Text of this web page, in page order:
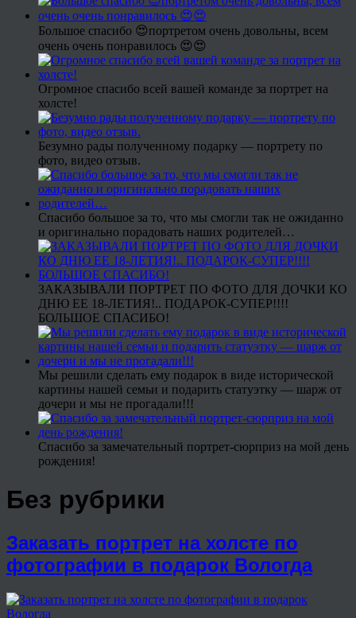
Большое спасибо 😍портретом очень довольны, всем
очень очень понравилось 😍😍
Огромное спасибо всей вашей команде за портрет на
холсте!
Безумно рады полученному подарку — портрету по
фото, видео отзыв.
Спасибо большое за то, что мы смогли так не ожиданно
и оригинально порадовать наших родителей…
ЗАКАЗЫВАЛИ ПОРТРЕТ ПО ФОТО ДЛЯ ДОЧКИ КО
ДНЮ ЕЕ 18-ЛЕТИЯ!.. ПОДАРОК-СУПЕР!!!!
БОЛЬШОЕ СПАСИБО!
Мы решили сделать ему подарок в виде исторической
картины нашей семьи и подарить статуэтку — шарж от
дочери и мы не прогадали!!!
Спасибо за замечательный портрет-сюрприз на мой день
рождения!
Без рубрики
Заказать портрет на холсте по
фотографии в подарок Вологда